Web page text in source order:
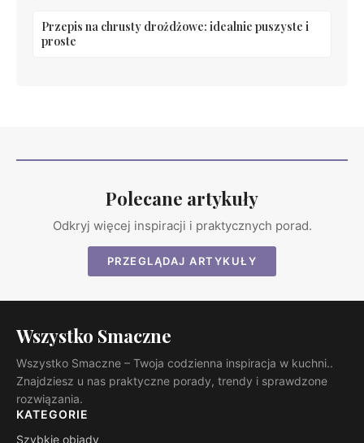
Przepis na chrusty drożdżowe: idealnie puszyste i
proste
Polecane artykuły
Odkryj więcej inspiracji i praktycznych porad.
PRZEGLĄDAJ ARTYKUŁY
Wszystko Smaczne
Wszystko Smaczne – Twoja codzienna inspiracja w kuchni..
Znajdziesz u nas praktyczne porady, trendy i sprawdzone
rozwiązania.
KATEGORIE
Szybkie obiady